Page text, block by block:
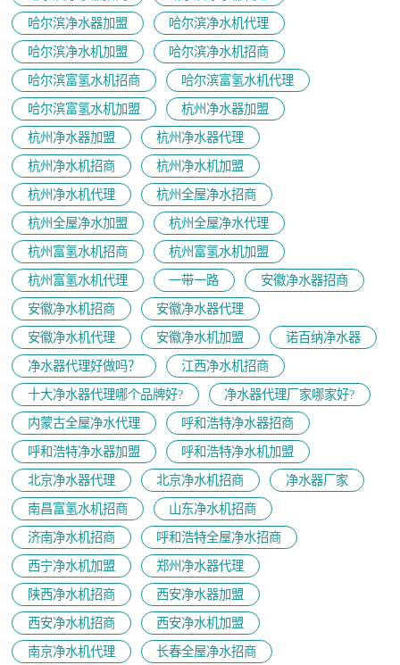
哈尔滨净水器加盟
哈尔滨净水机代理
哈尔滨净水机加盟
哈尔滨净水机招商
哈尔滨富氢水机招商
哈尔滨富氢水机代理
哈尔滨富氢水机加盟
杭州净水器加盟
杭州净水器加盟
杭州净水器代理
杭州净水机招商
杭州净水机加盟
杭州净水机代理
杭州全屋净水招商
杭州全屋净水加盟
杭州全屋净水代理
杭州富氢水机招商
杭州富氢水机加盟
杭州富氢水机代理
一带一路
安徽净水器招商
安徽净水机招商
安徽净水器代理
安徽净水机代理
安徽净水机加盟
诺百纳净水器
净水器代理好做吗？
江西净水机招商
十大净水器代理哪个品牌好?
净水器代理厂家哪家好?
内蒙古全屋净水代理
呼和浩特净水器招商
呼和浩特净水器加盟
呼和浩特净水机加盟
北京净水器代理
北京净水机招商
净水器厂家
南昌富氢水机招商
山东净水机招商
济南净水机招商
呼和浩特全屋净水招商
西宁净水机加盟
郑州净水器代理
陕西净水机招商
西安净水器加盟
西安净水机招商
西安净水机加盟
南京净水机代理
长春全屋净水招商